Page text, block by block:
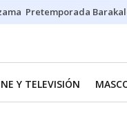
Pretemporada
Y TELEVISIÓN